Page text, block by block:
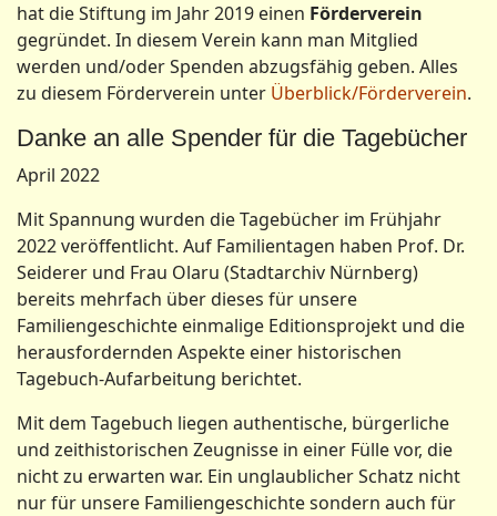
hat die Stiftung im Jahr 2019 einen Förderverein
gegründet. In diesem Verein kann man Mitglied
werden und/oder Spenden abzugsfähig geben. Alles
zu diesem Förderverein unter Überblick/Förderverein.
Danke an alle Spender für die Tagebücher
April 2022
Mit Spannung wurden die Tagebücher im Frühjahr
2022 veröffentlicht. Auf Familientagen haben Prof. Dr.
Seiderer und Frau Olaru (Stadtarchiv Nürnberg)
bereits mehrfach über dieses für unsere
Familiengeschichte einmalige Editionsprojekt und die
herausfordernden Aspekte einer historischen
Tagebuch-Aufarbeitung berichtet.
Mit dem Tagebuch liegen authentische, bürgerliche
und zeithistorischen Zeugnisse in einer Fülle vor, die
nicht zu erwarten war. Ein unglaublicher Schatz nicht
nur für unsere Familiengeschichte sondern auch für